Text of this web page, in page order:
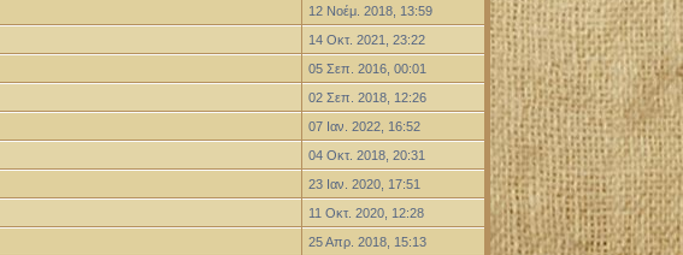
12 Νοέμ. 2018, 13:59
14 Οκτ. 2021, 23:22
05 Σεπ. 2016, 00:01
02 Σεπ. 2018, 12:26
07 Ιαν. 2022, 16:52
04 Οκτ. 2018, 20:31
23 Ιαν. 2020, 17:51
11 Οκτ. 2020, 12:28
25 Απρ. 2018, 15:13